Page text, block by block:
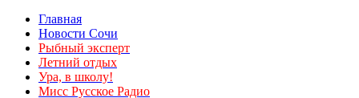
Главная
Новости Сочи
Рыбный эксперт
Летний отдых
Ура, в школу!
Мисс Русское Радио